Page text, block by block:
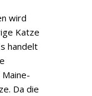
wird
Katze
handelt
Da die